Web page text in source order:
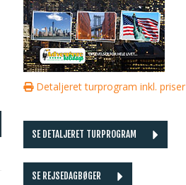
Detaljeret turprogram inkl. priser
SE DETALJERET TURPROGRAM
SE REJSEDAGBØGER